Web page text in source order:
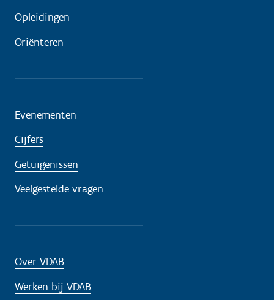
Opleidingen
Oriënteren
Evenementen
Cijfers
Getuigenissen
Veelgestelde vragen
Over VDAB
Werken bij VDAB